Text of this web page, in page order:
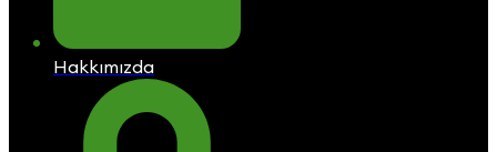
Hakkımızda